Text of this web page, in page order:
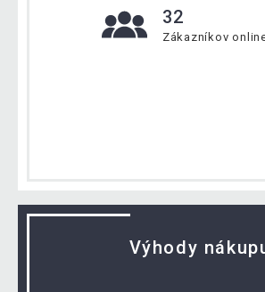
32
Zákazníkov
Výhody